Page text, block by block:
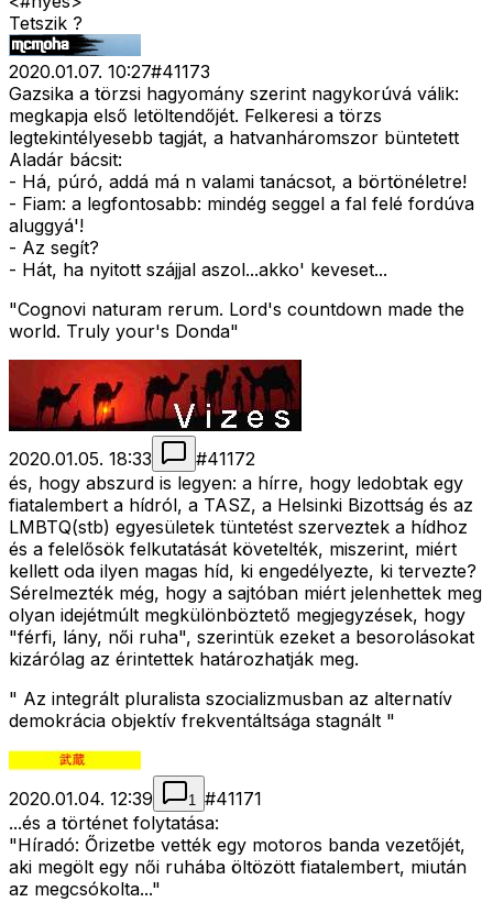
Tetszik ?
2020.01.07. 10:27#41173
Gazsika a törzsi hagyomány szerint nagykorúvá válik:
megkapja első letöltendőjét. Felkeresi a törzs
legtekintélyesebb tagját, a hatvanháromszor büntetett
Aladár bácsit:
- Há, púró, addá má n valami tanácsot, a börtönéletre!
- Fiam: a legfontosabb: mindég seggel a fal felé fordúva
aluggyá'!
- Az segít?
- Hát, ha nyitott szájjal aszol...akko' keveset...
"Cognovi naturam rerum. Lord's countdown made the
world. Truly your's Donda"
2020.01.05. 18:33 #41172
és, hogy abszurd is legyen: a hírre, hogy ledobtak egy
fiatalembert a hídról, a TASZ, a Helsinki Bizottság és az
LMBTQ(stb) egyesületek tüntetést szerveztek a hídhoz
és a felelősök felkutatását követelték, miszerint, miért
kellett oda ilyen magas híd, ki engedélyezte, ki tervezte?
Sérelmezték még, hogy a sajtóban miért jelenhettek meg
olyan idejétmúlt megkülönböztető megjegyzések, hogy
"férfi, lány, női ruha", szerintük ezeket a besorolásokat
kizárólag az érintettek határozhatják meg.
" Az integrált pluralista szocializmusban az alternatív
demokrácia objektív frekventáltsága stagnált "
2020.01.04. 12:39 1 #41171
...és a történet folytatása:
"Híradó: Őrizetbe vették egy motoros banda vezetőjét,
aki megölt egy női ruhába öltözött fiatalembert, miután
az megcsókolta..."